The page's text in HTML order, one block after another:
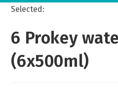
Selected:
6 Prokey
(6x500ml)